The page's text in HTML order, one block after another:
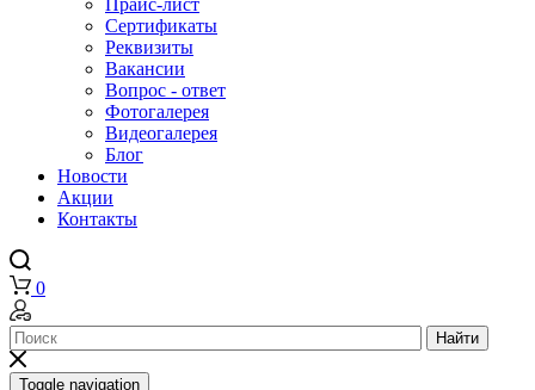
Прайс-лист
Сертификаты
Реквизиты
Вакансии
Вопрос - ответ
Фотогалерея
Видеогалерея
Блог
Новости
Акции
Контакты
0
Найти
Toggle navigation